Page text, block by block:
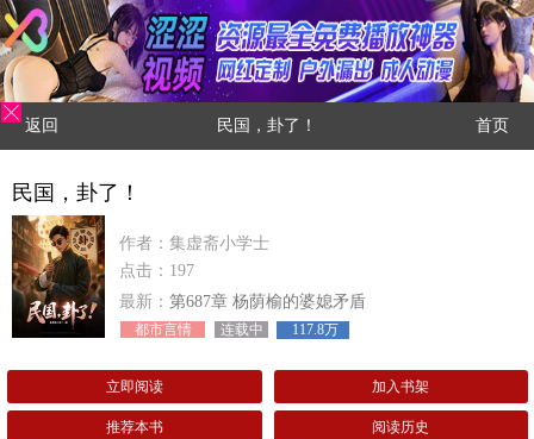
返回 民国，卦了！ 首页
民国，卦了！
作者：集虚斋小学士
点击：197
最新： 第687章 杨荫榆的婆媳矛盾
都市言情 连载中 117.8万
立即阅读 加入书架
推荐本书 阅读历史